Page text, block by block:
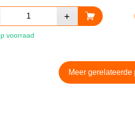
voorraad
Meer gerelateerde